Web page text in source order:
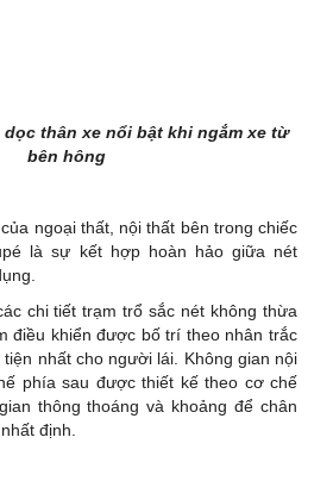
thân xe nổi bật khi ngắm xe từ
bên hông
ngoại thất, nội thất bên trong chiếc
là sự kết hợp hoàn hảo giữa nét
chi tiết trạm trổ sắc nét không thừa
điều khiển được bố trí theo nhân trắc
nhất cho người lái. Không gian nội
phía sau được thiết kế theo cơ chế
thông thoáng và khoảng để chân
định.